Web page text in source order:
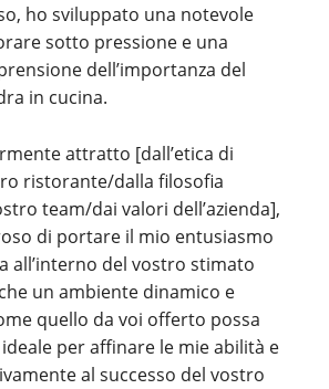
ho sviluppato una notevole
sotto pressione e una
dell’importanza del
in cucina.
attratto [dall’etica di
ristorante/dalla filosofia
team/dai valori dell’azienda],
di portare il mio entusiasmo
all’interno del vostro stimato
un ambiente dinamico e
quello da voi offerto possa
per affinare le mie abilità e
al successo del vostro